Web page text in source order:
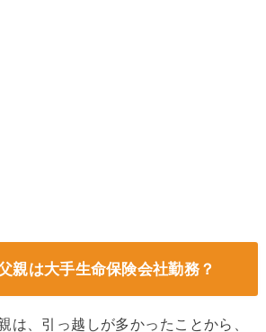
親は大手生命保険会社勤務？
は、引っ越しが多かったことから、